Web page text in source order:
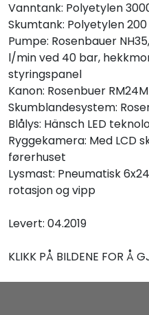
Vanntank: Polyetylen
Skumtank: Polyetylen
Pumpe: Rosenbauer
l/min ved 40 bar,
styringspanel
Kanon: Rosenbuer
Skumblandesystem:
Blålys: Hänsch LED
Ryggekamera: Med LCD
førerhuset
Lysmast: Pneumatisk
rotasjon og vipp
Levert: 04.2019
KLIKK PÅ BILDENE FOR Å